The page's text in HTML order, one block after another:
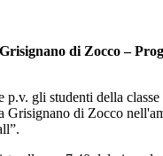
di Zocco –
p.v. gli studenti della
Grisignano di Zocco